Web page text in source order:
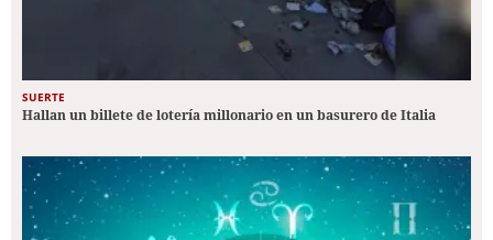
SUERTE
Hallan un billete de lotería millonario en un basurero de Italia